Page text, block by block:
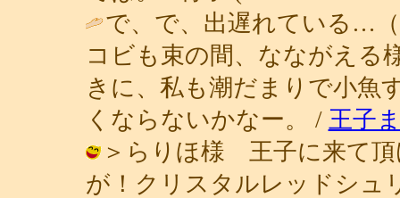
で、で、出遅れている…
コビも束の間、なながえる
きに、私も潮だまりで小魚
くならないかなー。 / 王子
＞らりほ様 王子に来て頂
が！クリスタルレッドシュ